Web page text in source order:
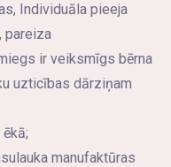
Individuāla pieeja
pareiza
ir veiksmīgs bērna
uzticības dārziņam
manufaktūras